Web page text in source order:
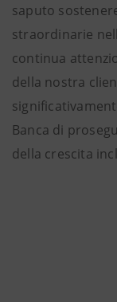
saputo
straordinarie
continua
della nostra
Banca di
della crescita